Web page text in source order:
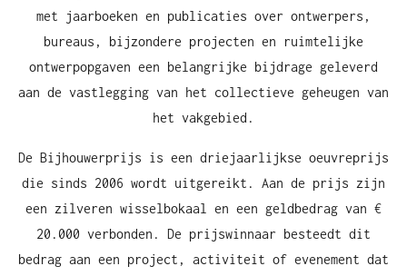
met jaarboeken en publicaties over ontwerpers,
bureaus, bijzondere projecten en ruimtelijke
ontwerpopgaven een belangrijke bijdrage geleverd
aan de vastlegging van het collectieve geheugen van
het vakgebied.
De Bijhouwerprijs is een driejaarlijkse oeuvreprijs
die sinds 2006 wordt uitgereikt. Aan de prijs zijn
een zilveren wisselbokaal en een geldbedrag van €
20.000 verbonden. De prijswinnaar besteedt dit
bedrag aan een project, activiteit of evenement dat